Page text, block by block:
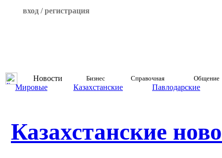
вход / регистрация
Новости Бизнес Справочная Общение
Мировые Казахстанские Павлодарские
Казахстанские